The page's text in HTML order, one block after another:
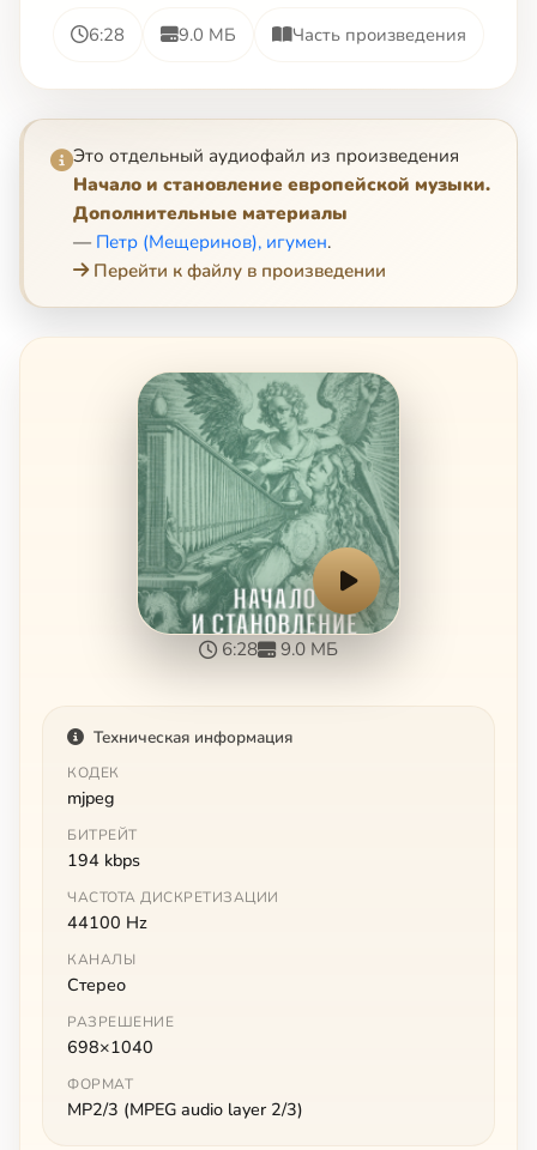
6:28 9.0 МБ Часть произведения
Это отдельный аудиофайл из произведения
Начало и становление европейской музыки.
Дополнительные материалы
— Петр (Мещеринов), игумен.
Перейти к файлу в произведении
6:28 9.0 МБ
Техническая информация
КОДЕК
mjpeg
БИТРЕЙТ
194 kbps
ЧАСТОТА ДИСКРЕТИЗАЦИИ
44100 Hz
КАНАЛЫ
Стерео
РАЗРЕШЕНИЕ
698×1040
ФОРМАТ
MP2/3 (MPEG audio layer 2/3)